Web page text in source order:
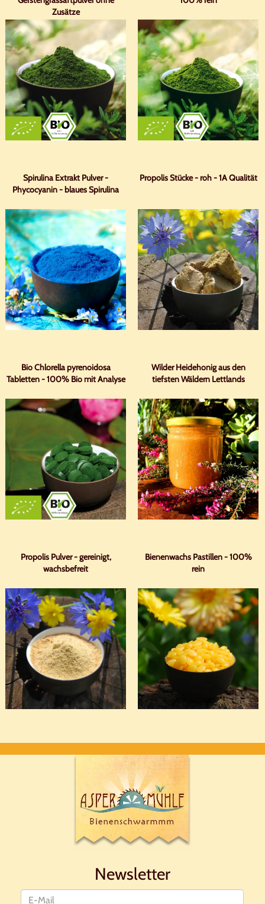
Zusätze
Spirulina Extrakt Pulver -
Phycocyanin - blaues Spirulina
Propolis Stücke - roh - 1A Qualität
Bio Chlorella pyrenoidosa
Tabletten - 100% Bio mit Analyse
Wilder Heidehonig aus den
tiefsten Wäldern Lettlands
Propolis Pulver - gereinigt,
wachsbefreit
Bienenwachs Pastillen - 100%
rein
Newsletter